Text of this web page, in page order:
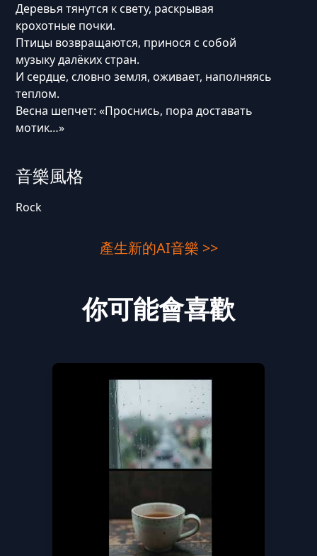
Деревья тянутся к свету, раскрывая
крохотные почки.
Птицы возвращаются, принося с собой
музыку далёких стран.
И сердце, словно земля, оживает, наполняясь
теплом.
Весна шепчет: «Проснись, пора доставать
мотик…»
音樂風格
Rock
產生新的AI音樂 >>
你可能會喜歡